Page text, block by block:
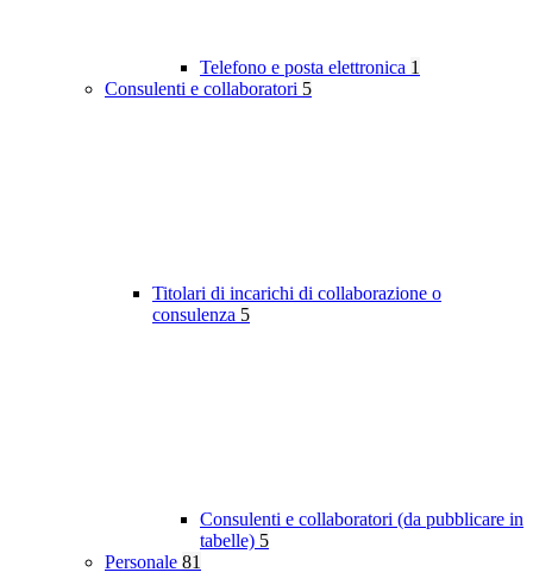
Telefono e posta elettronica 1
Consulenti e collaboratori 5
Titolari di incarichi di collaborazione o
consulenza 5
Consulenti e collaboratori (da pubblicare in
tabelle) 5
Personale 81